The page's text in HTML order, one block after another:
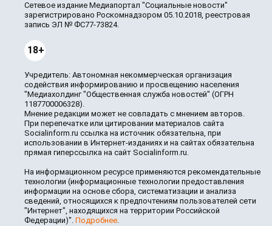
Сетевое издание Медиапортал "Социальные новости"
зарегистрировано Роскомнадзором 05.10.2018, реестровая
запись ЭЛ № ФС77-73824.
18+
Учредитель: Автономная некоммерческая организация
содействия информированию и просвещению населения
"Медиахолдинг "Общественная служба новостей" (ОГРН
1187700006328).
Мнение редакции может не совпадать с мнением авторов.
При перепечатке или цитировании материалов сайта
Socialinform.ru ссылка на источник обязательна, при
использовании в Интернет-изданиях и на сайтах обязательна
прямая гиперссылка на сайт Socialinform.ru.
На информационном ресурсе применяются рекомендательные
технологии (информационные технологии предоставления
информации на основе сбора, систематизации и анализа
сведений, относящихся к предпочтениям пользователей сети
"Интернет", находящихся на территории Российской
Федерации)". Подробнее.